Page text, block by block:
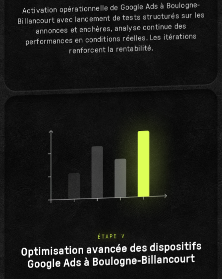
Activation opérationnelle de Google Ads à Boulogne-
Billancourt avec lancement de tests structurés sur les
annonces et enchères, analyse continue des
performances en conditions réelles. Les itérations
renforcent la rentabilité.
ÉTAPE V
Optimisation avancée des dispositifs
Google Ads à Boulogne-Billancourt